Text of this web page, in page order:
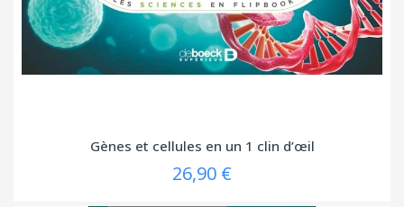
Gènes et cellules en un 1 clin d’œil
26,90 €